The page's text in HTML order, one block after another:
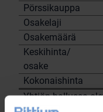
Pörssikauppa
Osakelaji
Osakemäärä
Keskihinta/
osake
Kokonaishinta
Yhtiön hallussa